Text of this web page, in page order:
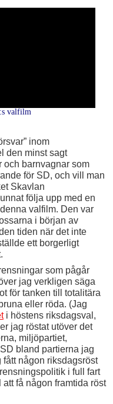
valfilm
inom
den minst sagt
och barnvagnar som
för SD, och vill man
Skavlan
följa upp med en
valfilm. Den var
i början av
tiden när det inte
ett borgerligt
som pågår
jag verkligen säga
för tanken till totalitära
eller röda. (Jag
i höstens riksdagsval,
jag röstat utöver det
miljöpartiet,
bland partierna jag
fått någon riksdagsröst
i full fart
få någon framtida röst